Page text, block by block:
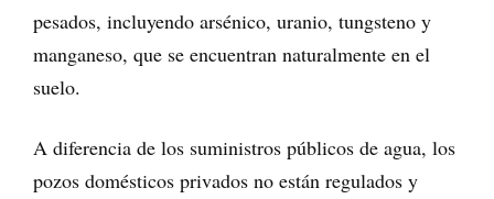
pesados, incluyendo arsénico, uranio, tungsteno y
manganeso, que se encuentran naturalmente en el
suelo.
A diferencia de los suministros públicos de agua, los
pozos domésticos privados no están regulados y